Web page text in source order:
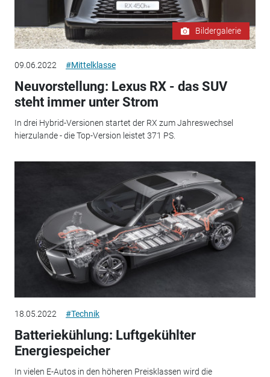
Bildergalerie
09.06.2022 #Mittelklasse
Neuvorstellung: Lexus RX - das SUV
steht immer unter Strom
In drei Hybrid-Versionen startet der RX zum Jahreswechsel
hierzulande - die Top-Version leistet 371 PS.
18.05.2022 #Technik
Batteriekühlung: Luftgekühlter
Energiespeicher
In vielen E-Autos in den höheren Preisklassen wird die